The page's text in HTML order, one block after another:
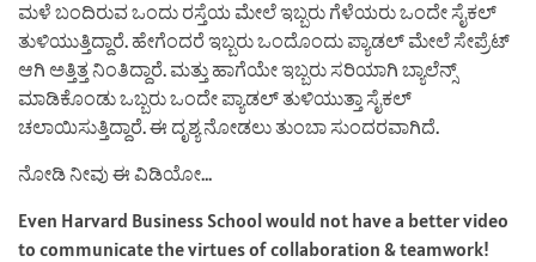
ಮಳೆ ಬಂದಿರುವ ಒಂದು ರಸ್ತೆಯ ಮೇಲೆ ಇಬ್ಬರು ಗೆಳೆಯರು ಒಂದೇ ಸೈಕಲ್
ತುಳಿಯುತ್ತಿದ್ದಾರೆ. ಹೇಗೆಂದರೆ ಇಬ್ಬರು ಒಂದೊಂದು ಪ್ಯಾಡಲ್ ಮೇಲೆ ಸೇಪ್ರೆಟ್
ಆಗಿ ಅತ್ತಿತ್ತ ನಿಂತಿದ್ದಾರೆ. ಮತ್ತು ಹಾಗೆಯೇ ಇಬ್ಬರು ಸರಿಯಾಗಿ ಬ್ಯಾಲೆನ್ಸ್
ಮಾಡಿಕೊಂಡು ಒಬ್ಬರು ಒಂದೇ ಪ್ಯಾಡಲ್ ತುಳಿಯುತ್ತಾ ಸೈಕಲ್
ಚಲಾಯಿಸುತ್ತಿದ್ದಾರೆ. ಈ ದೃಶ್ಯ ನೋಡಲು ತುಂಬಾ ಸುಂದರವಾಗಿದೆ.
ನೋಡಿ ನೀವು ಈ ವಿಡಿಯೋ…
Even Harvard Business School would not have a better video
to communicate the virtues of collaboration & teamwork!